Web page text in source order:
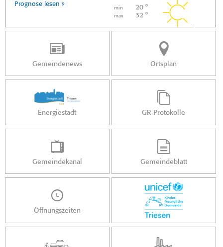
Prognose lesen »
min 20 °
max 32 °
Gemeindenews Ortsplan
Energiestadt GR-Protokolle
Gemeindekanal Gemeindeblatt
Öffnungszeiten